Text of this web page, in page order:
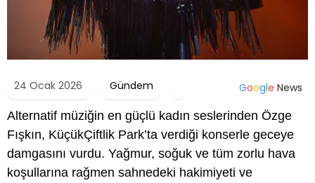
24 Ocak 2026 Gündem Google News
Alternatif müziğin en güçlü kadın seslerinden Özge
Fışkın, KüçükÇiftlik Park’ta verdiği konserle geceye
damgasını vurdu. Yağmur, soğuk ve tüm zorlu hava
koşullarına rağmen sahnedeki hakimiyeti ve